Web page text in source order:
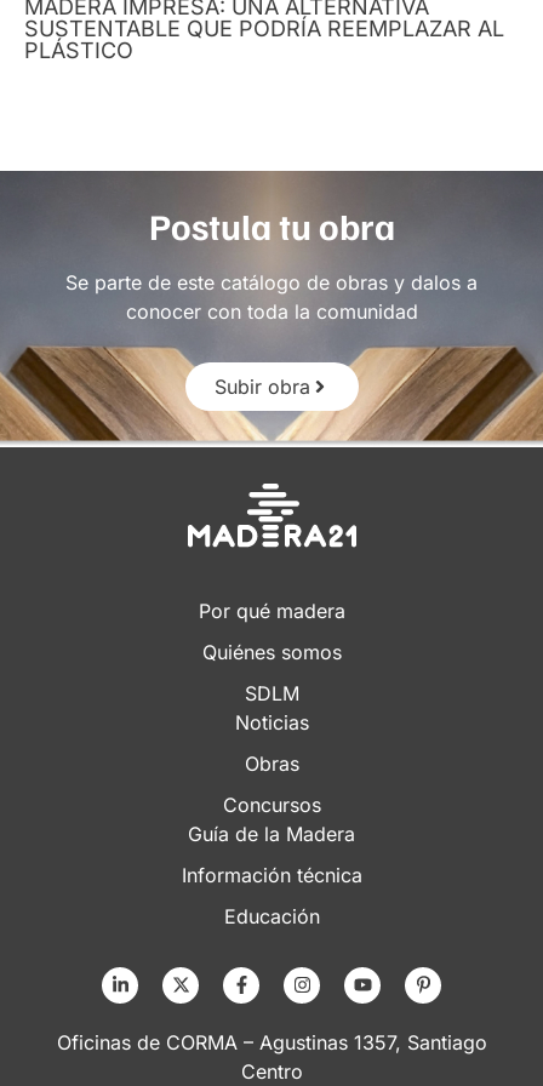
MADERA IMPRESA: UNA ALTERNATIVA
SUSTENTABLE QUE PODRÍA REEMPLAZAR AL
PLÁSTICO
Postula tu obra
Se parte de este catálogo de obras y dalos a
conocer con toda la comunidad
Subir obra
Por qué madera
Quiénes somos
SDLM
Noticias
Obras
Concursos
Guía de la Madera
Información técnica
Educación
Oficinas de CORMA – Agustinas 1357, Santiago
Centro